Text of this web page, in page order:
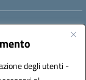
degli utenti -